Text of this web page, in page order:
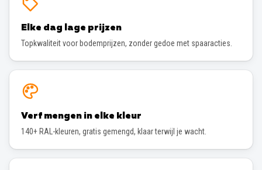
Elke dag lage prijzen
Topkwaliteit voor bodemprijzen, zonder gedoe met spaaracties.
Verf mengen in elke kleur
140+ RAL-kleuren, gratis gemengd, klaar terwijl je wacht.